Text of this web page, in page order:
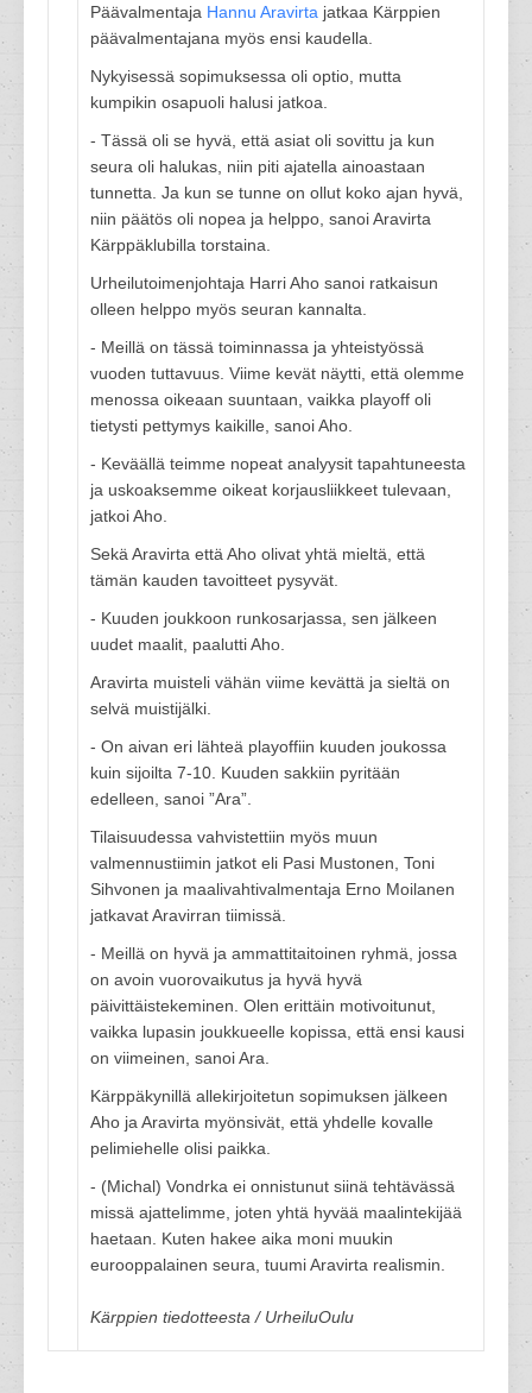
Päävalmentaja Hannu Aravirta jatkaa Kärppien
päävalmentajana myös ensi kaudella.
Nykyisessä sopimuksessa oli optio, mutta
kumpikin osapuoli halusi jatkoa.
- Tässä oli se hyvä, että asiat oli sovittu ja kun
seura oli halukas, niin piti ajatella ainoastaan
tunnetta. Ja kun se tunne on ollut koko ajan hyvä,
niin päätös oli nopea ja helppo, sanoi Aravirta
Kärppäklubilla torstaina.
Urheilutoimenjohtaja Harri Aho sanoi ratkaisun
olleen helppo myös seuran kannalta.
- Meillä on tässä toiminnassa ja yhteistyössä
vuoden tuttavuus. Viime kevät näytti, että olemme
menossa oikeaan suuntaan, vaikka playoff oli
tietysti pettymys kaikille, sanoi Aho.
- Keväällä teimme nopeat analyysit tapahtuneesta
ja uskoaksemme oikeat korjausliikkeet tulevaan,
jatkoi Aho.
Sekä Aravirta että Aho olivat yhtä mieltä, että
tämän kauden tavoitteet pysyvät.
- Kuuden joukkoon runkosarjassa, sen jälkeen
uudet maalit, paalutti Aho.
Aravirta muisteli vähän viime kevättä ja sieltä on
selvä muistijälki.
- On aivan eri lähteä playoffiin kuuden joukossa
kuin sijoilta 7-10. Kuuden sakkiin pyritään
edelleen, sanoi ”Ara”.
Tilaisuudessa vahvistettiin myös muun
valmennustiimin jatkot eli Pasi Mustonen, Toni
Sihvonen ja maalivahtivalmentaja Erno Moilanen
jatkavat Aravirran tiimissä.
- Meillä on hyvä ja ammattitaitoinen ryhmä, jossa
on avoin vuorovaikutus ja hyvä hyvä
päivittäistekeminen. Olen erittäin motivoitunut,
vaikka lupasin joukkueelle kopissa, että ensi kausi
on viimeinen, sanoi Ara.
Kärppäkynillä allekirjoitetun sopimuksen jälkeen
Aho ja Aravirta myönsivät, että yhdelle kovalle
pelimiehelle olisi paikka.
- (Michal) Vondrka ei onnistunut siinä tehtävässä
missä ajattelimme, joten yhtä hyvää maalintekijää
haetaan. Kuten hakee aika moni muukin
eurooppalainen seura, tuumi Aravirta realismin.
Kärppien tiedotteesta / UrheiluOulu